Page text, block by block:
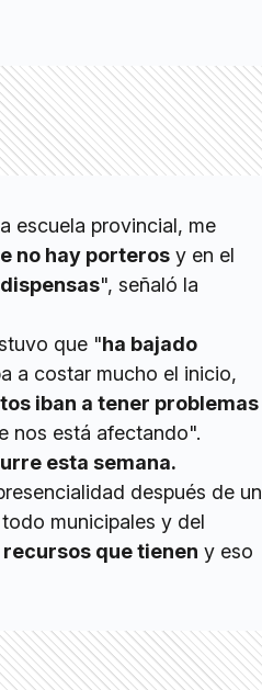
escuela provincial, me
no hay porteros y en el
", señaló la
que "ha bajado
a costar mucho el inicio,
iban a tener problemas
nos está afectando".
esta semana.
después de un
municipales y del
que tienen y eso